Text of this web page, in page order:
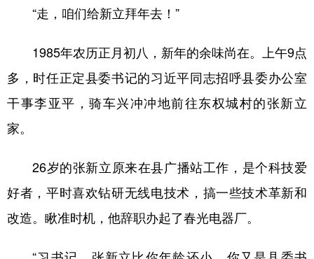
“走，咱们给新立拜年去！”
1985年农历正月初八，新年的余味尚在。上午9点
多，时任正定县委书记的习近平同志招呼县委办公室
干事李亚平，骑车兴冲冲地前往东权城村的张新立
家。
26岁的张新立原来在县广播站工作，是个科技爱
好者，平时喜欢钻研无线电技术，搞一些技术革新和
改造。瞅准时机，他辞职办起了春光电器厂。